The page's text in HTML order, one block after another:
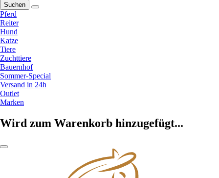
Suchen
Pferd
Reiter
Hund
Katze
Tiere
Zuchttiere
Bauernhof
Sommer-Special
Versand in 24h
Outlet
Marken
Wird zum Warenkorb hinzugefügt...